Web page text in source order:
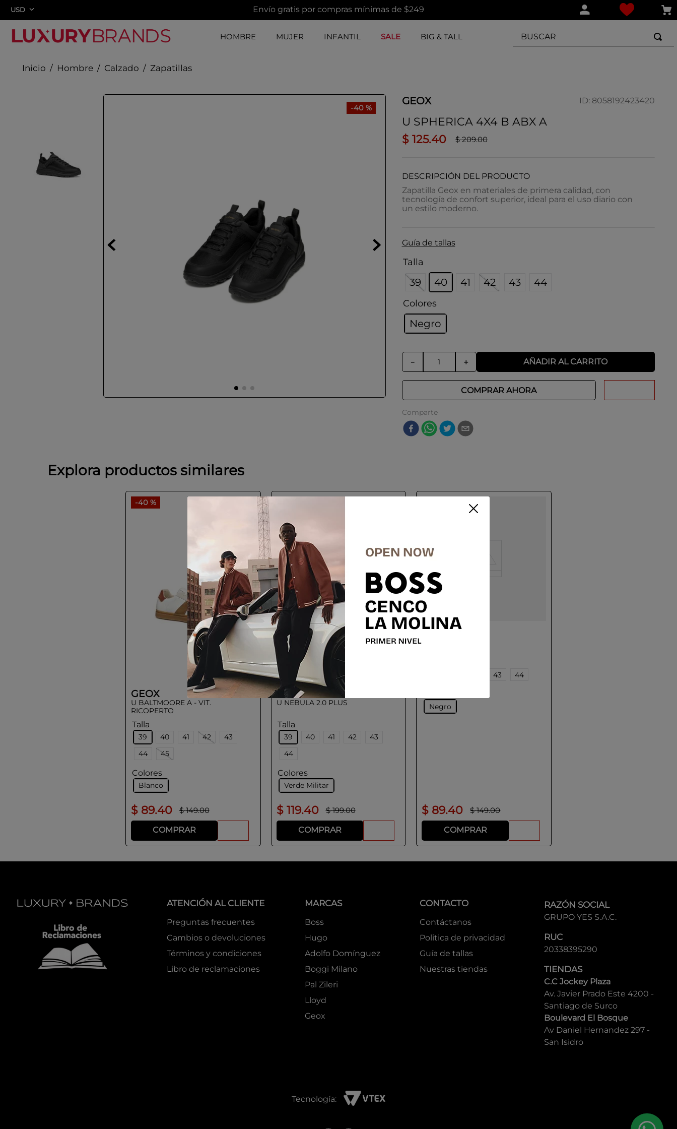
Envío gratis por compras mínimas de $249
USD
HOMBRE MUJER INFANTIL SALE BIG & TALL
BUSCAR
Hombre Calzado Zapatillas
-40 %
GEOX ID: 8058192423420
U SPHERICA 4X4 B ABX A
$ 125.40 $ 209.00
DESCRIPCIÓN DEL PRODUCTO
Zapatilla Geox en materiales de primera calidad, con
tecnología de confort superior, ideal para el uso diario con
un estilo moderno.
Guía de tallas
Talla
39 40 41 42 43 44
Colores
Negro
＋
－ AÑADIR AL CARRITO
COMPRAR AHORA
Comparte
Explora productos similares
-40 %
GEOX
U BALTMOORE A - VIT.
RICOPERTO
Talla
39 40 41 42
43
44
45
Colores
Blanco
$ 89.40 $ 149.00
COMPRAR
GEOX
U NEBULA 2.0 PLUS
Talla
39 40 41 42
43
44
Colores
Verde Militar
$ 119.40 $ 199.00
COMPRAR
GEOX
43 44
Negro
$ 89.40 $ 149.00
COMPRAR
ATENCIÓN AL CLIENTE
Preguntas frecuentes
Cambios o devoluciones
Términos y condiciones
Libro de reclamaciones
MARCAS
Boss
Hugo
Adolfo Domínguez
Boggi Milano
Pal Zileri
Lloyd
Geox
CONTACTO
Contáctanos
Politica de privacidad
Guía de tallas
Nuestras tiendas
RAZÓN SOCIAL
GRUPO YES S.A.C.
RUC
20338395290
TIENDAS
C.C Jockey Plaza
Av. Javier Prado Este 4200 -
Santiago de Surco
Boulevard El Bosque
Av Daniel Hernandez 297 -
San Isidro
Tecnología: